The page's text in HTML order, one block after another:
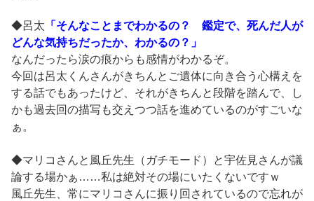
◆呂太 「そんなことまでわかるの？ 鑑定で、死んだ人が
どんな気持ちだったか、わかるの？」
なんだったら涙の痕からも感情がわかるぞ。
今回は呂太くんさんがきちんとご遺体に向き合う心構えを
する話でもあったけど、それがきちんと段階を踏んで、し
かも過去回の描写も交えつつ話を進めているのがすごいな
ぁ。
◆マリコさんと風丘先生（ガチモード）と宇佐見さんが議
論する場かぁ……私は絶対その場にいたくないですｗ
風丘先生、常にマリコさんに振り回されているので忘れが